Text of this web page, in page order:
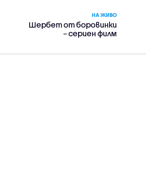
НА ЖИВО
Шербет от боровинки
– сериен филм